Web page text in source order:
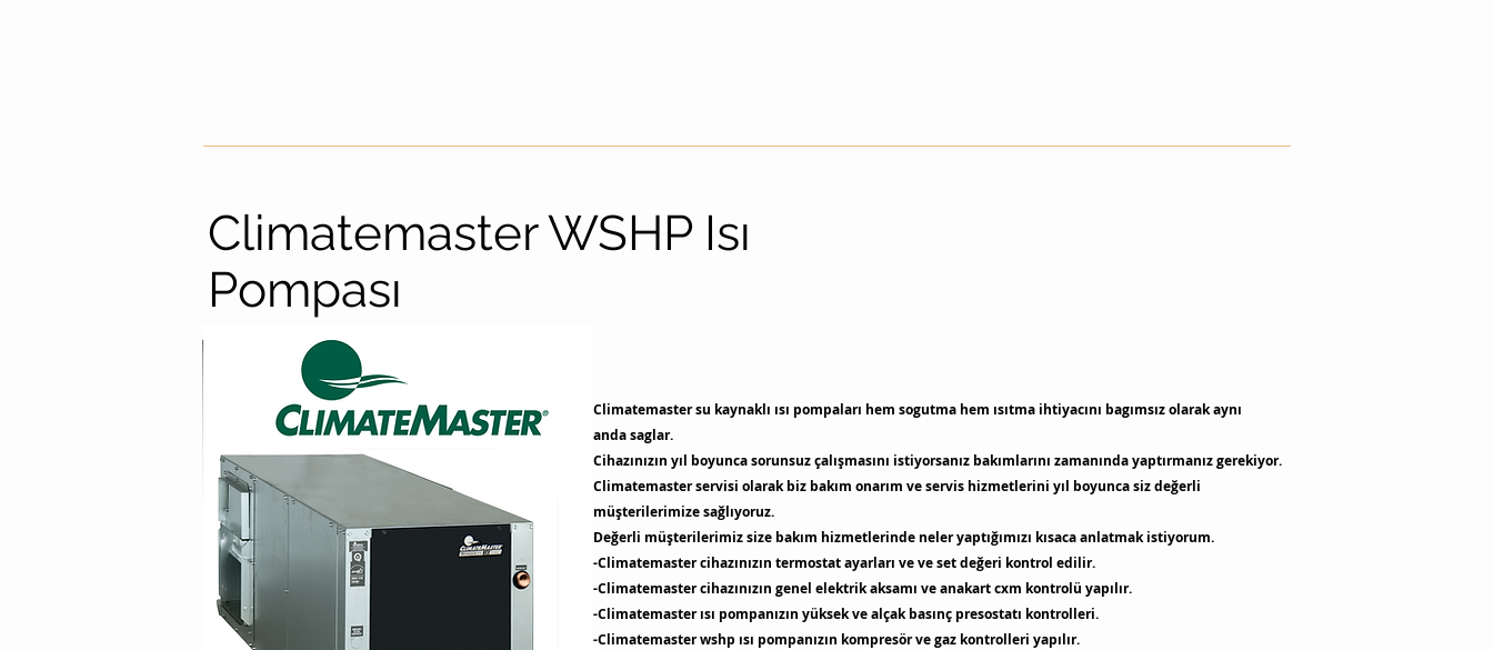
Climatemaster WSHP Isı
Pompası
Climatemaster su kaynaklı ısı pompaları hem sogutma hem ısıtma ihtiyacını bagımsız olarak aynı
anda saglar.
Cihazınızın yıl boyunca sorunsuz çalışmasını istiyorsanız bakımlarını zamanında yaptırmanız gerekiyor.
Climatemaster servisi olarak biz bakım onarım ve servis hizmetlerini yıl boyunca siz değerli
müşterilerimize sağlıyoruz.
Değerli müşterilerimiz size bakım hizmetlerinde neler yaptığımızı kısaca anlatmak istiyorum.
-Climatemaster cihazınızın termostat ayarları ve ve set değeri kontrol edilir.
-Climatemaster cihazınızın genel elektrik aksamı ve anakart cxm kontrolü yapılır.
-Climatemaster ısı pompanızın yüksek ve alçak basınç presostatı kontrolleri.
-Climatemaster wshp ısı pompanızın kompresör ve gaz kontrolleri yapılır.